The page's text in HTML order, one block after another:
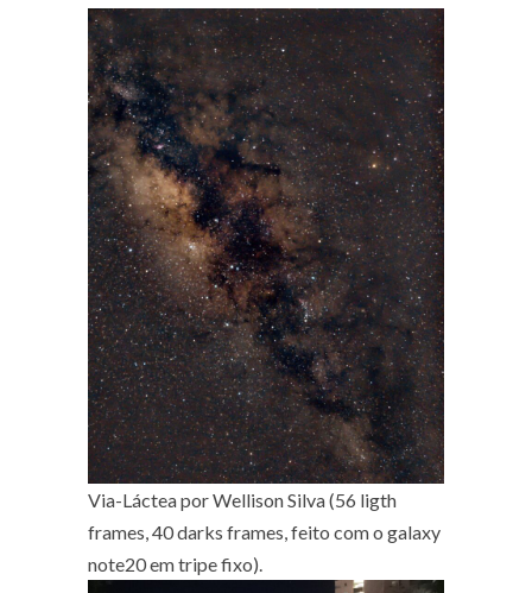
Via-Láctea por Wellison Silva (56 ligth
frames, 40 darks frames, feito com o galaxy
note20 em tripe fixo).